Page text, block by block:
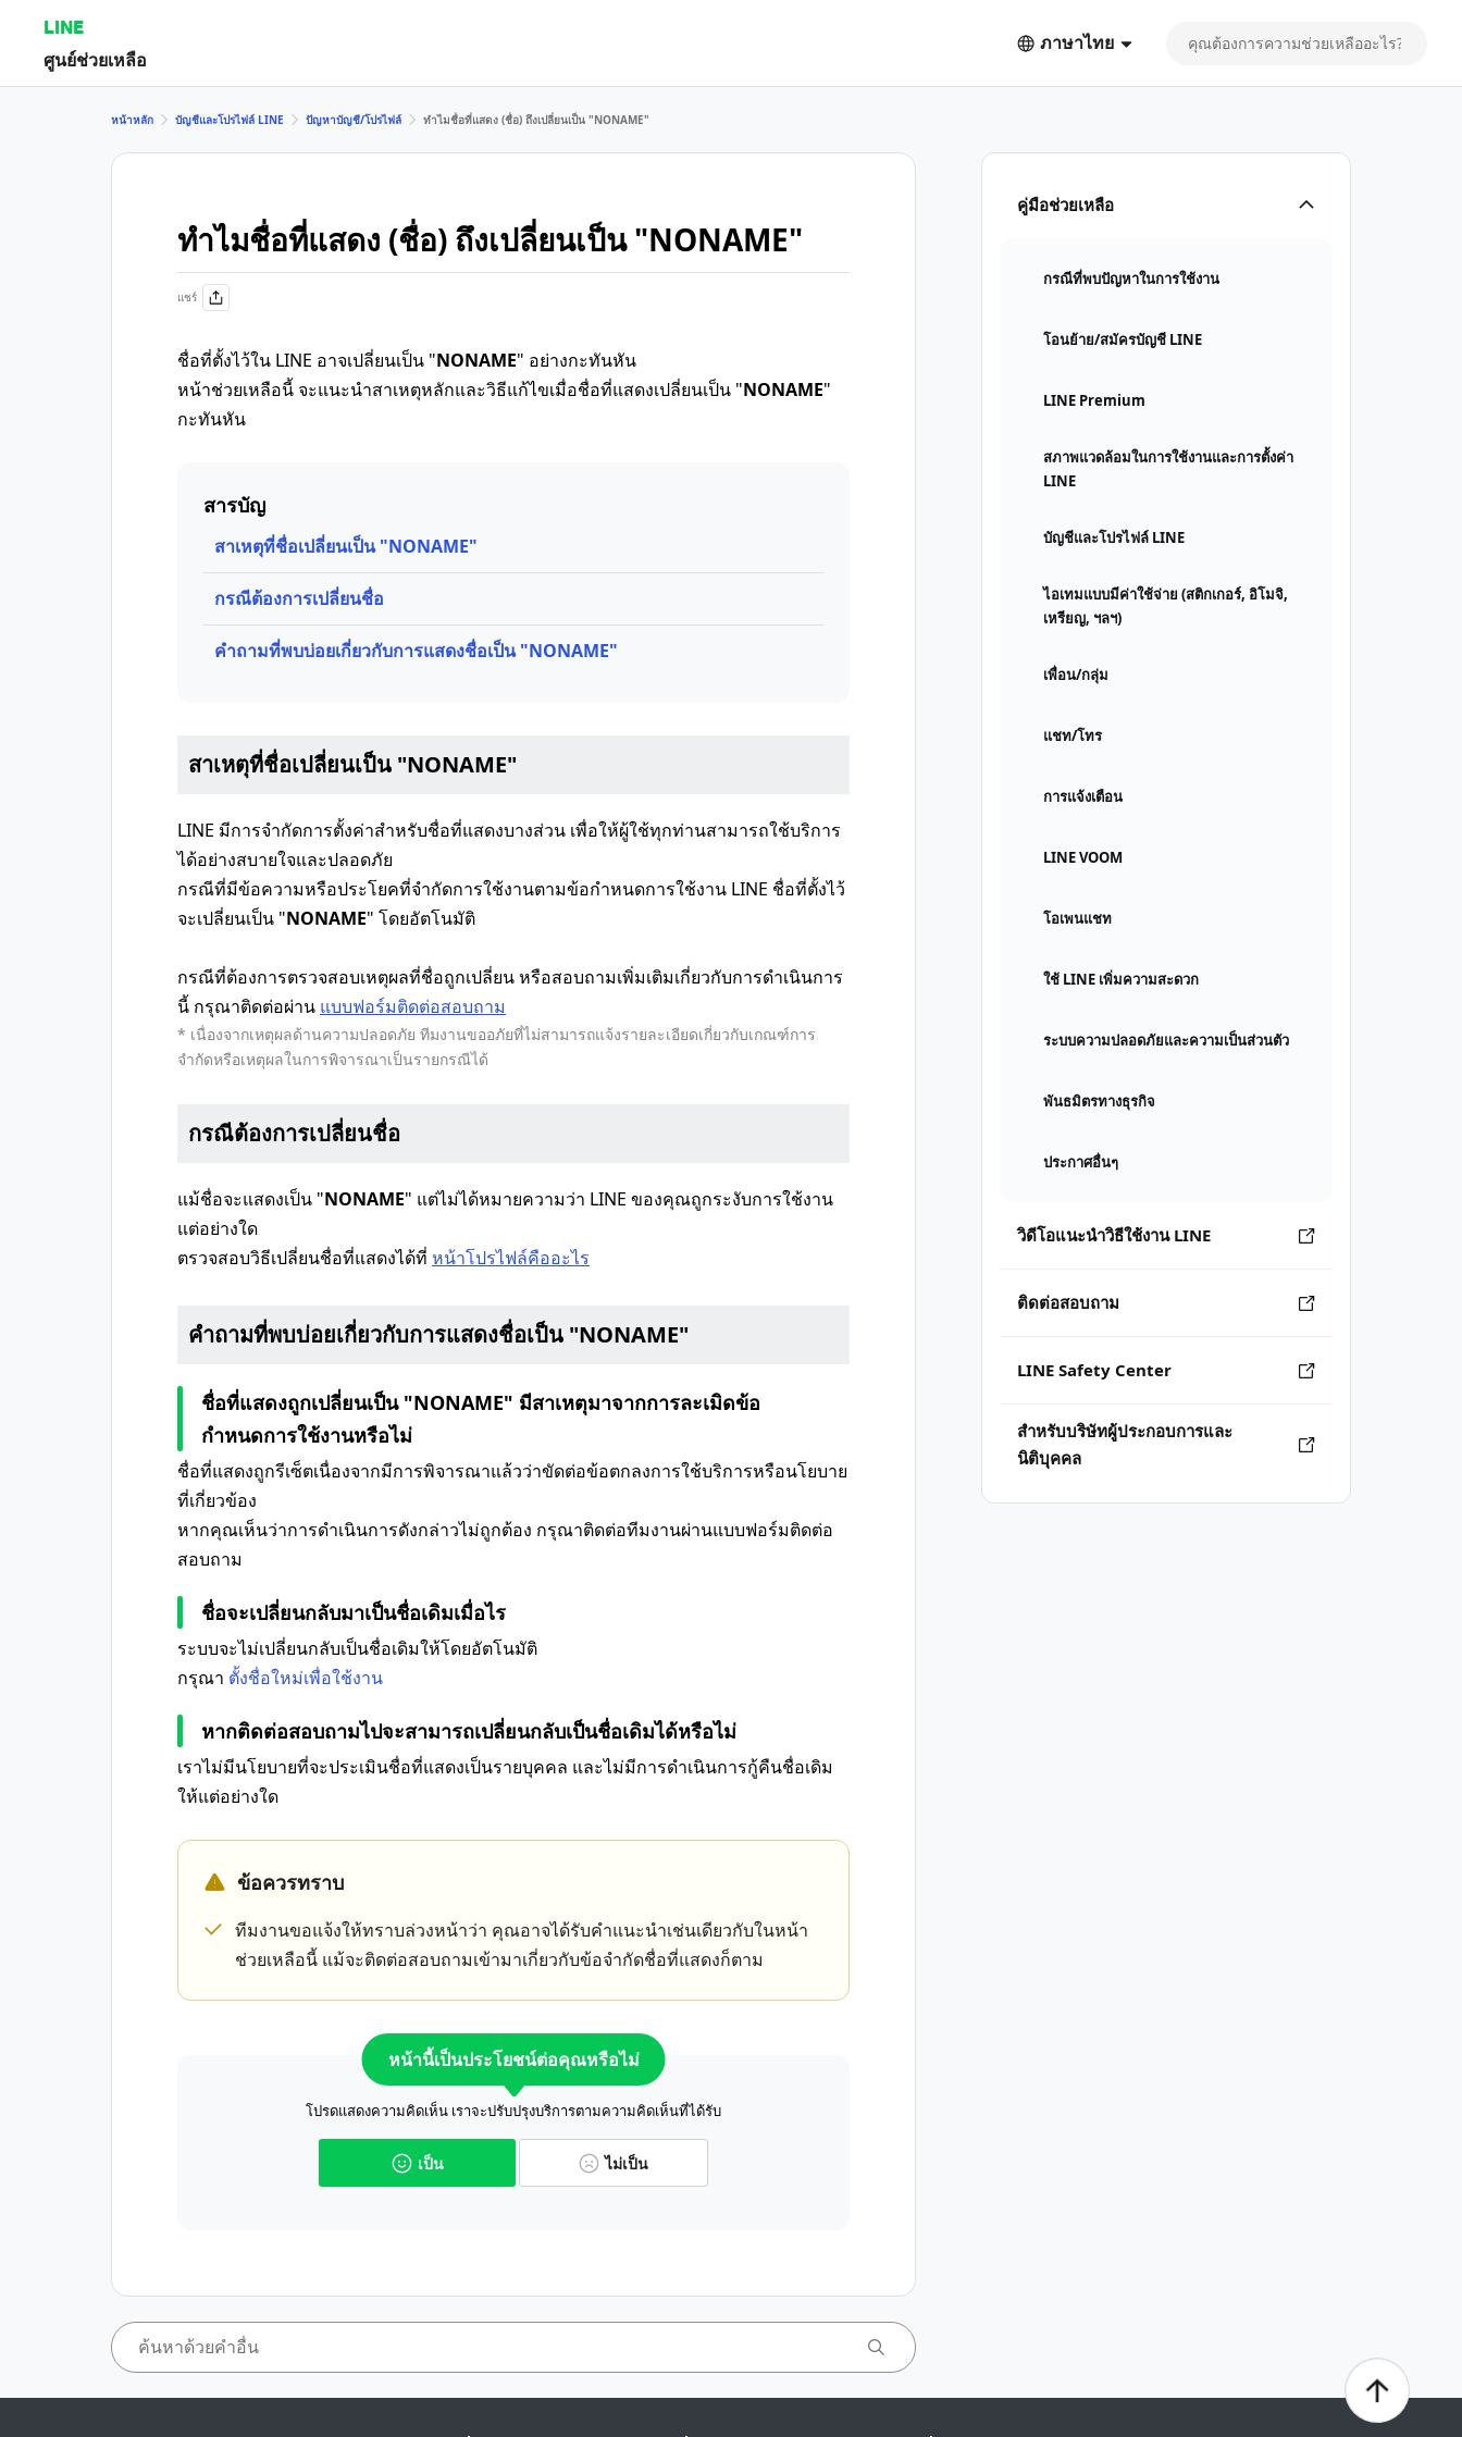
LINE
ศูนย์ช่วยเหลือ
ภาษาไทย
คู่มือช่วยเหลือ
กรณีที่พบปัญหาในการใช้งาน
โอนย้าย/สมัครบัญชี LINE
LINE Premium
สภาพแวดล้อมในการใช้งานและการตั้งค่า
LINE
บัญชีและโปรไฟล์ LINE
ไอเทมแบบมีค่าใช้จ่าย (สติกเกอร์, อิโมจิ,
เหรียญ, ฯลฯ)
เพื่อน/กลุ่ม
แชท/โทร
การแจ้งเตือน
LINE VOOM
โอเพนแชท
ใช้ LINE เพิ่มความสะดวก
ระบบความปลอดภัยและความเป็นส่วนตัว
พันธมิตรทางธุรกิจ
ประกาศอื่นๆ
วิดีโอแนะนำวิธีใช้งาน LINE
ติดต่อสอบถาม
LINE Safety Center
สำหรับบริษัทผู้ประกอบการและ
นิติบุคคล
หน้าหลัก บัญชีและโปรไฟล์ LINE ปัญหาบัญชี/โปรไฟล์ ทำไมชื่อที่แสดง (ชื่อ) ถึงเปลี่ยนเป็น "NONAME"
ทำไมชื่อที่แสดง (ชื่อ) ถึงเปลี่ยนเป็น "NONAME"
แชร์
ชื่อที่ตั้งไว้ใน LINE อาจเปลี่ยนเป็น "NONAME" อย่างกะทันหัน
หน้าช่วยเหลือนี้ จะแนะนำสาเหตุหลักและวิธีแก้ไขเมื่อชื่อที่แสดงเปลี่ยนเป็น "NONAME"
กะทันหัน
สารบัญ
สาเหตุที่ชื่อเปลี่ยนเป็น "NONAME"
กรณีต้องการเปลี่ยนชื่อ
คำถามที่พบบ่อยเกี่ยวกับการแสดงชื่อเป็น "NONAME"
สาเหตุที่ชื่อเปลี่ยนเป็น "NONAME"
LINE มีการจำกัดการตั้งค่าสำหรับชื่อที่แสดงบางส่วน เพื่อให้ผู้ใช้ทุกท่านสามารถใช้บริการ
ได้อย่างสบายใจและปลอดภัย
กรณีที่มีข้อความหรือประโยคที่จำกัดการใช้งานตามข้อกำหนดการใช้งาน LINE ชื่อที่ตั้งไว้
จะเปลี่ยนเป็น "NONAME" โดยอัตโนมัติ
กรณีที่ต้องการตรวจสอบเหตุผลที่ชื่อถูกเปลี่ยน หรือสอบถามเพิ่มเติมเกี่ยวกับการดำเนินการ
นี้ กรุณาติดต่อผ่าน แบบฟอร์มติดต่อสอบถาม
* เนื่องจากเหตุผลด้านความปลอดภัย ทีมงานขออภัยที่ไม่สามารถแจ้งรายละเอียดเกี่ยวกับเกณฑ์การ
จำกัดหรือเหตุผลในการพิจารณาเป็นรายกรณีได้
กรณีต้องการเปลี่ยนชื่อ
แม้ชื่อจะแสดงเป็น "NONAME" แต่ไม่ได้หมายความว่า LINE ของคุณถูกระงับการใช้งาน
แต่อย่างใด
ตรวจสอบวิธีเปลี่ยนชื่อที่แสดงได้ที่ หน้าโปรไฟล์คืออะไร
คำถามที่พบบ่อยเกี่ยวกับการแสดงชื่อเป็น "NONAME"
ชื่อที่แสดงถูกเปลี่ยนเป็น "NONAME" มีสาเหตุมาจากการละเมิดข้อ
กำหนดการใช้งานหรือไม่
ชื่อที่แสดงถูกรีเซ็ตเนื่องจากมีการพิจารณาแล้วว่าขัดต่อข้อตกลงการใช้บริการหรือนโยบาย
ที่เกี่ยวข้อง
หากคุณเห็นว่าการดำเนินการดังกล่าวไม่ถูกต้อง กรุณาติดต่อทีมงานผ่านแบบฟอร์มติดต่อ
สอบถาม
ชื่อจะเปลี่ยนกลับมาเป็นชื่อเดิมเมื่อไร
ระบบจะไม่เปลี่ยนกลับเป็นชื่อเดิมให้โดยอัตโนมัติ
กรุณา ตั้งชื่อใหม่เพื่อใช้งาน
หากติดต่อสอบถามไปจะสามารถเปลี่ยนกลับเป็นชื่อเดิมได้หรือไม่
เราไม่มีนโยบายที่จะประเมินชื่อที่แสดงเป็นรายบุคคล และไม่มีการดำเนินการกู้คืนชื่อเดิม
ให้แต่อย่างใด
ข้อควรทราบ
ทีมงานขอแจ้งให้ทราบล่วงหน้าว่า คุณอาจได้รับคำแนะนำเช่นเดียวกับในหน้า
ช่วยเหลือนี้ แม้จะติดต่อสอบถามเข้ามาเกี่ยวกับข้อจำกัดชื่อที่แสดงก็ตาม
หน้านี้เป็นประโยชน์ต่อคุณหรือไม่
โปรดแสดงความคิดเห็น เราจะปรับปรุงบริการตามความคิดเห็นที่ได้รับ
เป็น ไม่เป็น